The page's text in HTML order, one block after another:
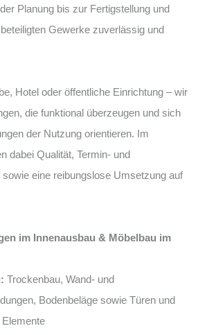
Planung bis zur Fertigstellung und
Gewerke zuverlässig und
Hotel oder öffentliche Einrichtung – wir
die funktional überzeugen und sich
der Nutzung orientieren. Im
dabei Qualität, Termin- und
eine reibungslose Umsetzung auf
im Innenausbau & Möbelbau im
Trockenbau, Wand- und
Bodenbeläge sowie Türen und